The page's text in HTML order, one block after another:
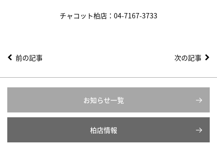
チャコット柏店：04-7167-3733
前の記事 次の記事
お知らせ一覧
柏店情報